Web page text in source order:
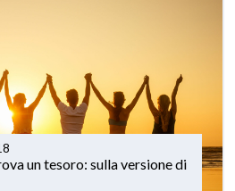
oggi #18
un tesoro: sulla versione di